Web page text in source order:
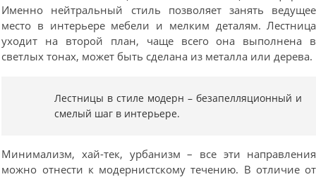
Именно нейтральный стиль позволяет занять ведущее
место в интерьере мебели и мелким деталям. Лестница
уходит на второй план, чаще всего она выполнена в
светлых тонах, может быть сделана из металла или дерева.
Лестницы в стиле модерн – безапелляционный и
смелый шаг в интерьере.
Минимализм, хай-тек, урбанизм – все эти направления
можно отнести к модернистскому течению. В отличие от